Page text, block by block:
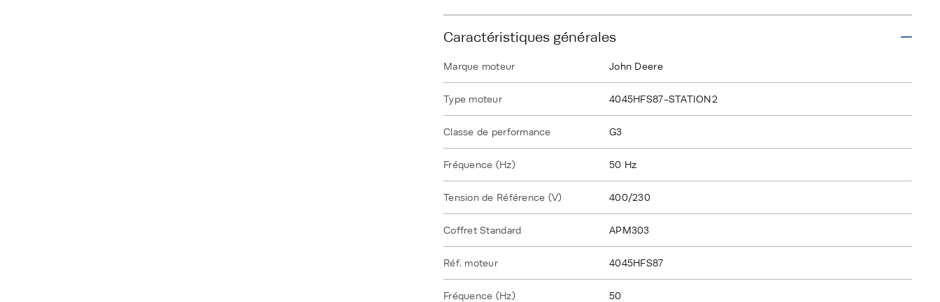
Caractéristiques générales
Marque moteur John Deere
Type moteur 4045HFS87-STATION2
Classe de performance G3
Fréquence (Hz) 50 Hz
Tension de Référence (V) 400/230
Coffret Standard APM303
Réf. moteur 4045HFS87
Fréquence (Hz) 50